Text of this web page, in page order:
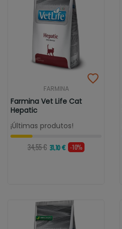
FARMINA
Farmina Vet Life Cat
Hepatic
¡Últimas produtos!
34,55 € 31,10 € -10%